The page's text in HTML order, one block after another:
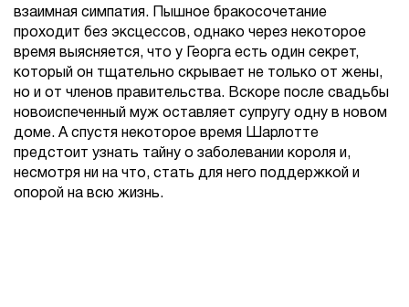
взаимная симпатия. Пышное бракосочетание
проходит без эксцессов, однако через некоторое
время выясняется, что у Георга есть один секрет,
который он тщательно скрывает не только от жены,
но и от членов правительства. Вскоре после свадьбы
новоиспеченный муж оставляет супругу одну в новом
доме. А спустя некоторое время Шарлотте
предстоит узнать тайну о заболевании короля и,
несмотря ни на что, стать для него поддержкой и
опорой на всю жизнь.